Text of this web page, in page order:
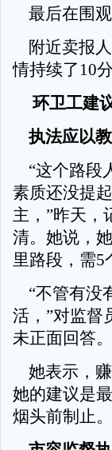
最后在围
附近卖报
情持续了10
环卫工建
执法应以
“这个路段
素质还没提
主，”昨天，
清。她说，
里路段，需5
“不管有没
活，”对监督
未正面回答。
她表示，
她的建议是
烟头前制止。